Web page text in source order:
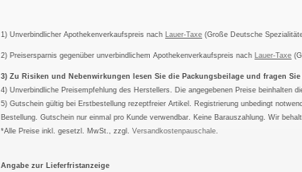
1) Unverbindlicher Apothekenverkaufspreis nach Lauer-Taxe (Große Deutsche
2) Preisersparnis gegenüber unverbindlichem Apothekenverkaufspreis nach Lauer-Taxe
3) Zu Risiken und Nebenwirkungen lesen Sie die Packungsbeilage und fragen
4) Unverbindliche Preisempfehlung des Herstellers. Die angegebenen Preise beinhalten
5) Gutschein gültig bei Erstbestellung rezeptfreier Artikel. Registrierung unbedingt
Bestellung. Gutschein nur einmal pro Kunde verwendbar. Keine Barauszahlung. Wir
*Alle Preise inkl. gesetzl. MwSt., zzgl.Versandkostenpauschale
Angabe zur Lieferfristanzeige